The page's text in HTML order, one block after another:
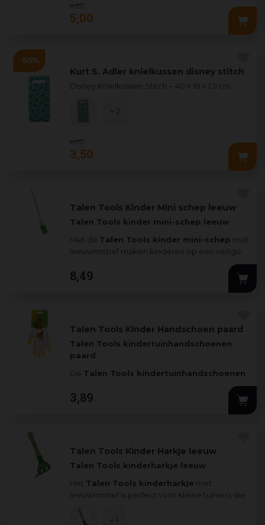
9 99
5,00
Kurt S. Adler knielkussen disney stitch
Disney Knielkussen Stitch – 40 x 18 x 1,5 cm
6 99
3,50
+ 2
Talen Tools Kinder Mini schep leeuw
Talen Tools kinder mini-schep leeuw
Met de Talen Tools kinder mini-schep met
leeuwmotief maken kinderen op een veilige
8,49
Talen Tools Kinder Handschoen paard
Talen Tools kindertuinhandschoenen
paard
De Talen Tools kindertuinhandschoenen
met paardmotief zijn speciaal ontworpen voor
jon...
3,89
Talen Tools Kinder Harkje leeuw
Talen Tools kinderharkje leeuw
Het Talen Tools kinderharkje met
leeuwmotief is perfect voor kleine tuiniers die
+ 1